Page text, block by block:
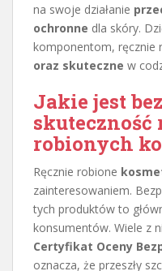
na swoje działanie
ochronne dla skóry.
komponentom, ręcznie
oraz skuteczne w
Jakie jest
skuteczność
robionych
Ręcznie robione
zainteresowaniem.
tych produktów to
konsumentów. Wiele z
Certyfikat Oceny
oznacza, że przeszły